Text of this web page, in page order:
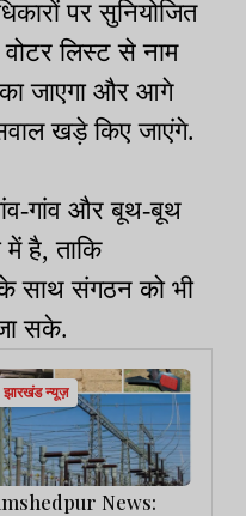
पर सुनियोजित
लिस्ट से नाम
जाएगा और आगे
खड़े किए जाएंगे.
गांव और बूथ-बूथ
है, ताकि
साथ संगठन को भी
सके.
झारखंड न्यूज़
News: